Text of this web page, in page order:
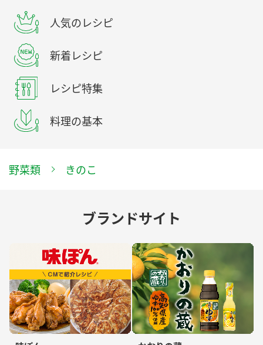
人気のレシピ
新着レシピ
レシピ特集
料理の基本
野菜類 きのこ
ブランドサイト